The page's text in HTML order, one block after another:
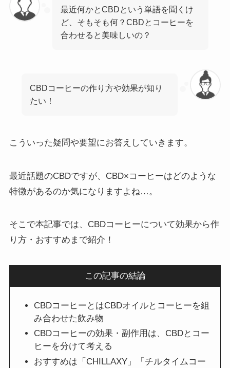
最近何かとCBDという単語を聞くけ
ど、そもそも何？CBDとコーヒーを
合わせると美味しいの？
CBDコーヒーの作り方や効果が知り
たい！
こういった疑問や要望にお答えしていきます。
最近話題のCBDですが、CBD×コーヒーはどのような
特徴があるのか気になりますよね…。
そこで本記事では、CBDコーヒーについて効果から作
り方・おすすめまで紹介！
この記事の結論
CBDコーヒーとはCBDオイルとコーヒーを組
み合わせた飲み物
CBDコーヒーの効果・副作用は、CBDとコー
ヒーを分けて考える
おすすめは「CHILLAXY」「チルタイムコー